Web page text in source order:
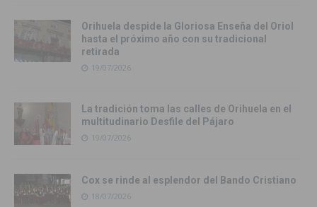
Orihuela despide la Gloriosa Enseña del Oriol
hasta el próximo año con su tradicional
retirada
19/07/2026
La tradición toma las calles de Orihuela en el
multitudinario Desfile del Pájaro
19/07/2026
Cox se rinde al esplendor del Bando Cristiano
18/07/2026